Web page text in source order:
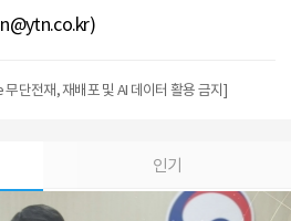
단전재, 재배포 및 AI 데이터 활용 금지]
인기